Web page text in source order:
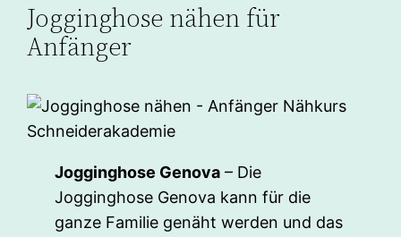
Jogginghose nähen für
Anfänger
Jogginghose Genova – Die
Jogginghose Genova kann für die
ganze Familie genäht werden und das